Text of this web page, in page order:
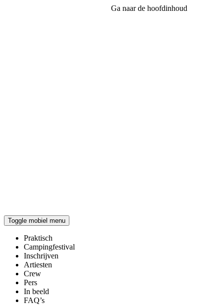
Ga naar de hoofdinhoud
Toggle mobiel menu
Praktisch
Campingfestival
Inschrijven
Artiesten
Crew
Pers
In beeld
FAQ’s